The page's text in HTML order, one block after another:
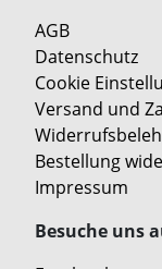
AGB
Datenschutz
Cookie
Versand und
Bestellung
Impressum
Besuche uns